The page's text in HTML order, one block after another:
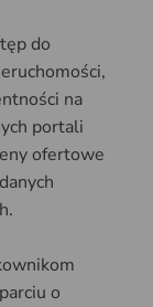
do
na
portali
ofertowe
o